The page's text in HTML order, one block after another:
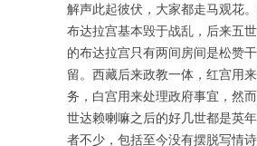
解声此起彼伏，大家都走马观花
布达拉宫基本毁于战乱，后来五
的布达拉宫只有两间房间是松赞
留。西藏后来政教一体，红宫用
务，白宫用来处理政府事宜，然
世达赖喇嘛之后的好几世都是英
者不少，包括至今没有摆脱写情